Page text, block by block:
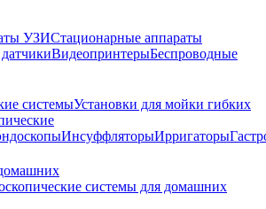
УЗИСтационарные аппараты
ВидеопринтерыБеспроводные
системыУстановки для мойки гибких
ИнсуффляторыИрригаторы
системы для домашних